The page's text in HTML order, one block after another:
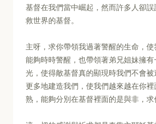
基督在我們當中崛起，然而許多人卻
救世界的基督。
主呀，求你帶領我過著警醒的生命，
能夠時時警醒，也帶領著弟兄姐妹擁有
光，使得敵基督真的顯現時我們不會
更多地建造我們，使我們越來越在你
熟，能夠分別在基督裡面的是與非，求